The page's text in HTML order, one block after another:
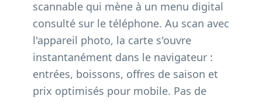
scannable qui mène à un menu digital
consulté sur le téléphone. Au scan avec
l'appareil photo, la carte s'ouvre
instantanément dans le navigateur :
entrées, boissons, offres de saison et
prix optimisés pour mobile. Pas de